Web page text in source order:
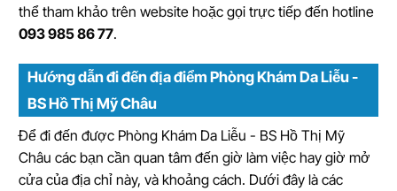
thể tham khảo trên website hoặc gọi trực tiếp đến hotline
093 985 86 77.
Hướng dẫn đi đến địa điểm Phòng Khám Da Liễu -
BS Hồ Thị Mỹ Châu
Để đi đến được Phòng Khám Da Liễu - BS Hồ Thị Mỹ
Châu các bạn cần quan tâm đến giờ làm việc hay giờ mở
cửa của địa chỉ này, và khoảng cách. Dưới đây là các